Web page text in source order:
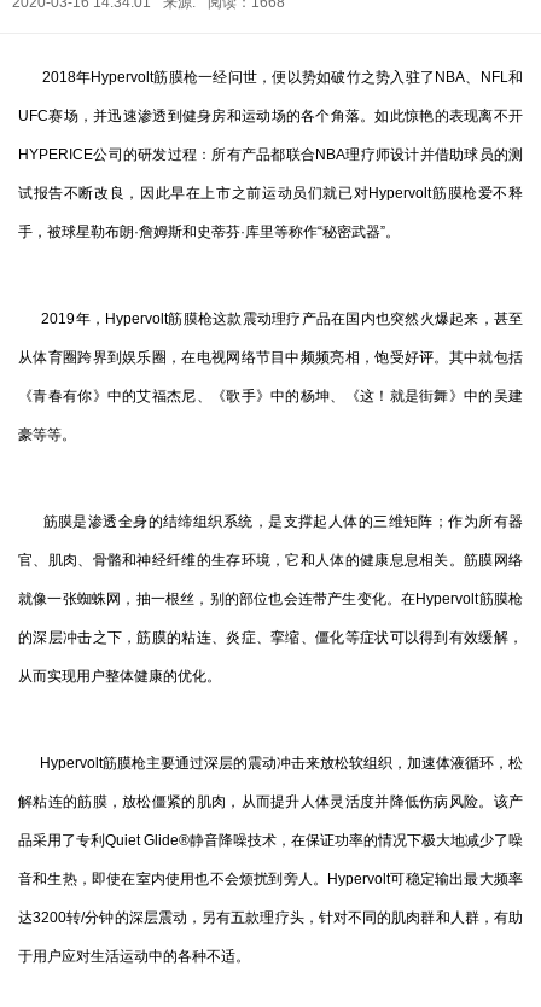
2018年Hypervolt筋膜枪一经问世，便以势如破竹之势入驻了NBA、NFL和
UFC赛场，并迅速渗透到健身房和运动场的各个角落。如此惊艳的表现离不开
HYPERICE公司的研发过程：所有产品都联合NBA理疗师设计并借助球员的测
试报告不断改良，因此早在上市之前运动员们就已对Hypervolt筋膜枪爱不释
手，被球星勒布朗·詹姆斯和史蒂芬·库里等称作“秘密武器”。
2019年，Hypervolt筋膜枪这款震动理疗产品在国内也突然火爆起来，甚至
从体育圈跨界到娱乐圈，在电视网络节目中频频亮相，饱受好评。其中就包括
《青春有你》中的艾福杰尼、《歌手》中的杨坤、《这！就是街舞》中的吴建
豪等等。
筋膜是渗透全身的结缔组织系统，是支撑起人体的三维矩阵；作为所有器
官、肌肉、骨骼和神经纤维的生存环境，它和人体的健康息息相关。筋膜网络
就像一张蜘蛛网，抽一根丝，别的部位也会连带产生变化。在Hypervolt筋膜枪
的深层冲击之下，筋膜的粘连、炎症、挛缩、僵化等症状可以得到有效缓解，
从而实现用户整体健康的优化。
Hypervolt筋膜枪主要通过深层的震动冲击来放松软组织，加速体液循环，松
解粘连的筋膜，放松僵紧的肌肉，从而提升人体灵活度并降低伤病风险。该产
品采用了专利Quiet Glide®静音降噪技术，在保证功率的情况下极大地减少了噪
音和生热，即使在室内使用也不会烦扰到旁人。Hypervolt可稳定输出最大频率
达3200转/分钟的深层震动，另有五款理疗头，针对不同的肌肉群和人群，有助
于用户应对生活运动中的各种不适。